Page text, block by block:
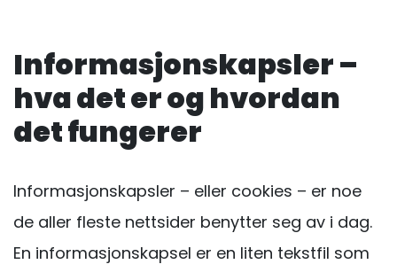
Informasjonskapsler –
hva det er og hvordan
det fungerer
Informasjonskapsler – eller cookies – er noe
de aller fleste nettsider benytter seg av i dag.
En informasjonskapsel er en liten tekstfil som